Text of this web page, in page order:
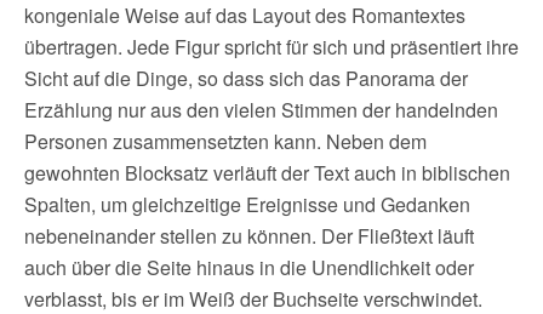
kongeniale Weise auf das Layout des Romantextes
übertragen. Jede Figur spricht für sich und präsentiert ihre
Sicht auf die Dinge, so dass sich das Panorama der
Erzählung nur aus den vielen Stimmen der handelnden
Personen zusammensetzten kann. Neben dem
gewohnten Blocksatz verläuft der Text auch in biblischen
Spalten, um gleichzeitige Ereignisse und Gedanken
nebeneinander stellen zu können. Der Fließtext läuft
auch über die Seite hinaus in die Unendlichkeit oder
verblasst, bis er im Weiß der Buchseite verschwindet.